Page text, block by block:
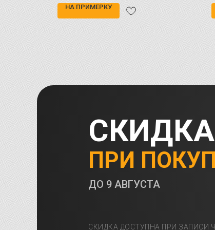
НА ПРИМЕРКУ
ПРИ
СКИДКА
СКИДКА ДОСТУПНА ПРИ ЗАПИСИ
ДО 9 АВГУСТА